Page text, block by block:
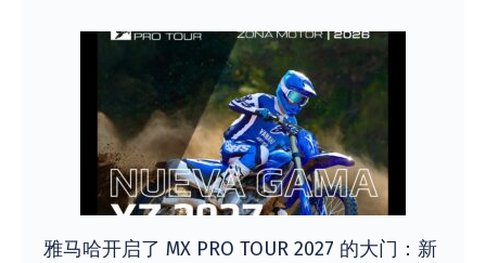
雅马哈开启了 MX PRO TOUR 2027 的大门：新